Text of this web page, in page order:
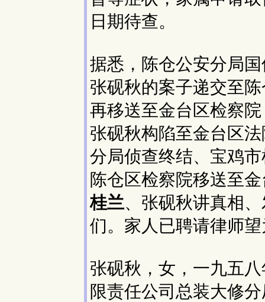
日期待查。
据悉，陈仓公安分局
张砚秋的案子递交至
再移送至金台区检察
张砚秋构陷至金台区
分局侦查终结、宝鸡
陈仓区检察院移送至
桂兰、张砚秋讲真相
们。家人已聘请律师
张砚秋，女，一九五
限责任公司总装大修